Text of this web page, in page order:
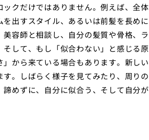
クだけではありません。例えば、全体
出すスタイル、あるいは前髪を長めに
容師と相談し、自分の髪質や骨格、ラ
して、もし「似合わない」と感じる原
から来ている場合もあります。新しい
。しばらく様子を見てみたり、周りの
めずに、自分に似合う、そして自分が